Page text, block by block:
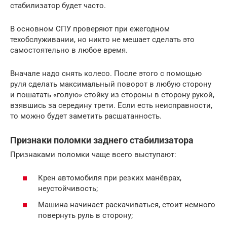
стабилизатор будет часто.
В основном СПУ проверяют при ежегодном
техобслуживании, но никто не мешает сделать это
самостоятельно в любое время.
Вначале надо снять колесо. После этого с помощью
руля сделать максимальный поворот в любую сторону
и пошатать «голую» стойку из стороны в сторону рукой,
взявшись за середину трети. Если есть неисправности,
то можно будет заметить расшатанность.
Признаки поломки заднего стабилизатора
Признаками поломки чаще всего выступают:
Крен автомобиля при резких манёврах,
неустойчивость;
Машина начинает раскачиваться, стоит немного
повернуть руль в сторону;